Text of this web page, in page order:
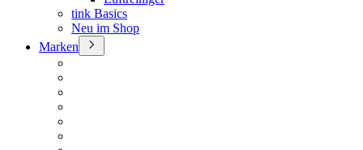
tink Basics
Neu im Shop
Marken